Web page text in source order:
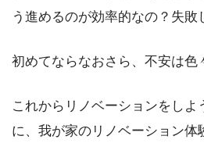
う進めるのが効率的なの？失敗
初めてならなおさら、不安は色
これからリノベーションをしよ
に、我が家のリノベーション体